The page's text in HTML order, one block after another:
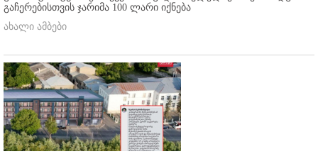
გაჩერებისთვის ჯარიმა 100 ლარი იქნება
ახალი ამბები